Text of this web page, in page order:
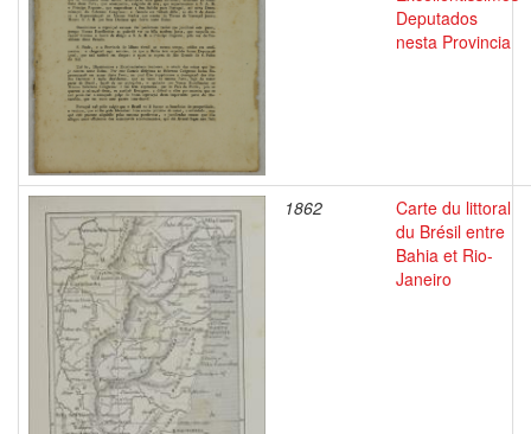
Deputados
nesta Provincia
1862
Carte du littoral
du Brésil entre
Bahia et Rio-
Janeiro